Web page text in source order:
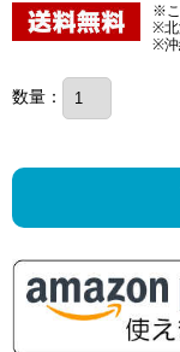
※こ
※北
※沖
数量：